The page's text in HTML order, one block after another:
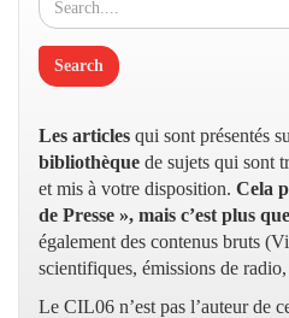
Les articles qui sont présentés
bibliothèque de sujets qui sont
et mis à votre disposition. Cela
de Presse », mais c’est plus
également des contenus bruts
scientifiques, émissions de
Le CIL06 n’est pas l’auteur de